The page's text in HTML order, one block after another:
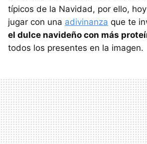
típicos de la Navidad, por ello,
jugar con una adivinanza que te
el dulce navideño con más
todos los presentes en la imagen.